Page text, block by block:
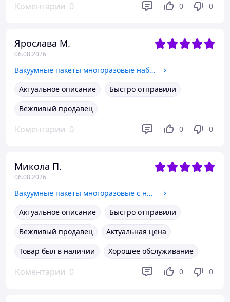
Коментарии 0 0 0
Ярослава М.
06.08.2026
Вакуумные пакеты многоразовые набор для одежды вещей багажа, мешки вакуумные прозрачные для хранения, комплект 8 шт
Актуальное описание
Быстро отправили
Вежливый продавец
Коментарии 0 0 0
Микола П.
06.08.2026
Вакуумные пакеты многоразовые с насосом набор для одежды вещей багажа, мешки вакуумные прозрачные для хранения, комплект 10шт
Актуальное описание
Быстро отправили
Вежливый продавец
Актуальная цена
Товар был в наличии
Хорошее обслуживание
Коментарии 0 0 0